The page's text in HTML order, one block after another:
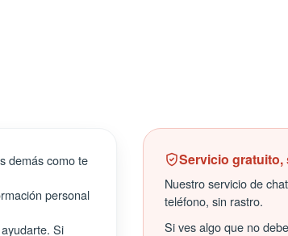
demás como te
personal
Si
Servicio gratuito,
Nuestro servicio de
teléfono, sin rastro.
Si ves algo que no